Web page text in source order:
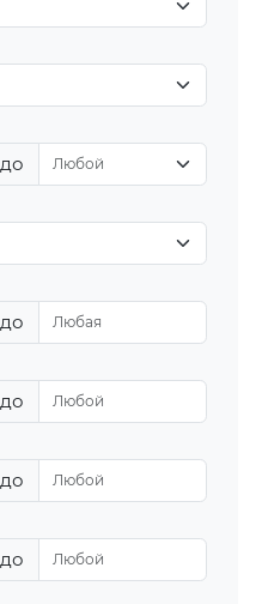
до
до
до
до
до